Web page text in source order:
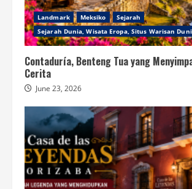
Landmark Meksiko
Sejarah
Sejarah Dunia, Wisata Eropa, Situs Warisan
Contaduría, Benteng Tua yang
Cerita
June 23, 2026